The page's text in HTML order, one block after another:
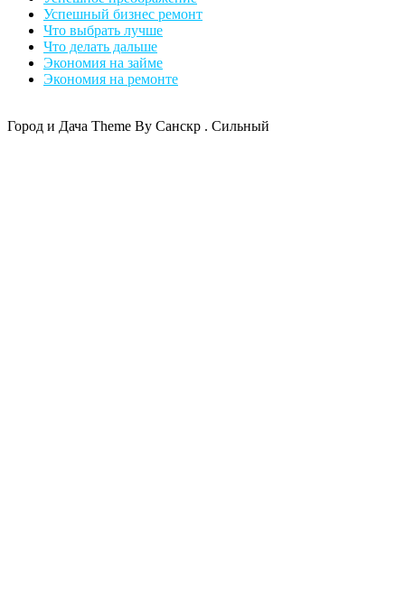
Успешный бизнес ремонт
Что выбрать лучше
Что делать дальше
Экономия на займе
Экономия на ремонте
Город и Дача Theme By Санскр . Сильный